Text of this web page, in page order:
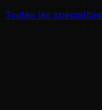
Toutes les spécialités